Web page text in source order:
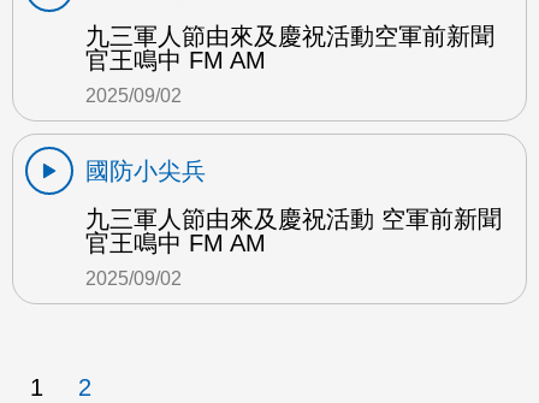
九三軍人節由來及慶祝活動空軍前新聞
官王鳴中 FM AM
2025/09/02
國防小尖兵
九三軍人節由來及慶祝活動 空軍前新聞
官王鳴中 FM AM
2025/09/02
1 2